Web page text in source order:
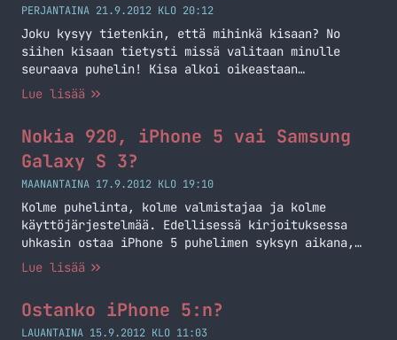
hinta tippuu,… Jatka lukemista Älä hanki nyt uutta
iPhonea
PERJANTAINA 21.9.2012 KLO 20:12
Joku kysyy tietenkin, että mihinkä kisaan? No
siihen kisaan tietysti missä valitaan minulle
seuraava puhelin! Kisa alkoi oikeastaan
edellisestä kirjoituksestani ja on elänyt sen
julkaisi tällä viikolla uusia puhelimia. Oletin
aluksi, että tulossa olisi Android-pohjainen
puhelin, mutta olinpa väärässä! Nyt… Jatka
lukemista Uusi haastaja kisaan!
Lue lisää
Nokia 920, iPhone 5 vai Samsung
Galaxy S 3?
MAANANTAINA 17.9.2012 KLO 19:10
Kolme puhelinta, kolme valmistajaa ja kolme
käyttöjärjestelmää. Edellisessä kirjoituksessa
uhkasin ostaa iPhone 5 puhelimen syksyn aikana,
silloin vertasin sitä vain iPhone 4 puhelimeen eli
hieman laajemmaltakin rintamalta. Pohdiskelin
miten lähtisin vertaamaan näitä kolmea puhelinta
Lue lisää
Ostanko iPhone 5:n?
LAUANTAINA 15.9.2012 KLO 11:03